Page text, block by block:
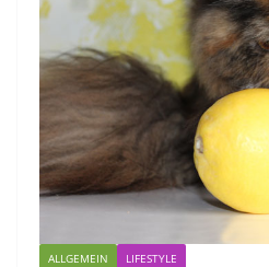
ALLGEMEIN LIFESTYLE